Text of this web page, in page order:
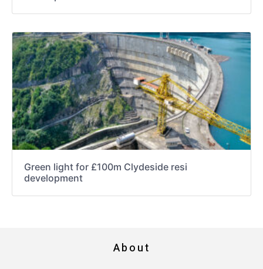
Green light for £100m Clydeside resi
development
About